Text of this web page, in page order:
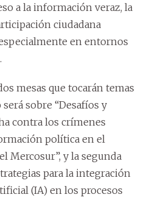
a la información veraz, la
ciudadana
en entornos
mesas que tocarán temas
sobre “Desafíos y
contra los crímenes
política en el
Mercosur”, y la segunda
para la integración
(IA) en los procesos